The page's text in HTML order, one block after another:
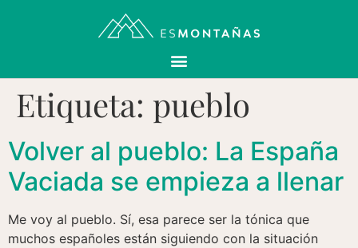
Etiqueta: pueblo
Volver al pueblo: La España
Vaciada se empieza a llenar
Me voy al pueblo. Sí, esa parece ser la tónica que
muchos españoles están siguiendo con la situación